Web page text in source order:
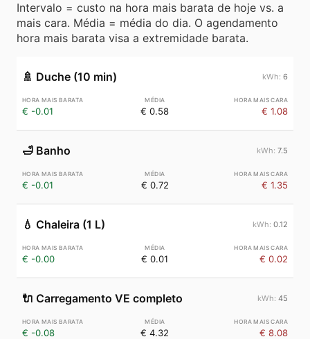
Intervalo = custo na hora mais barata de hoje vs. a
mais cara. Média = média do dia. O agendamento
hora mais barata visa a extremidade barata.
🚿 Duche (10 min) 6
€ -0.01 € 0.58 € 1.08
🛁 Banho 7.5
€ -0.01 € 0.72 € 1.35
💧 Chaleira (1 L) 0.12
€ -0.00 € 0.01 € 0.02
🔌 Carregamento VE completo 45
€ -0.08 € 4.32 € 8.08